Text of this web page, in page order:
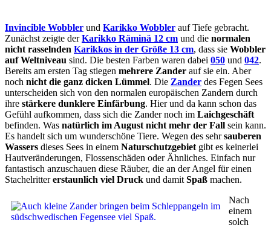
Invincible Wobbler und Karikko Wobbler auf Tiefe gebracht.
Zunächst zeigte derKarikko Räminä 12 cm und die normalen
nicht rasselnden Karikkos in der Größe 13 cm, dass sie Wobbler
auf Weltniveau sind. Die besten Farben waren dabei 050 und 042.
Bereits am ersten Tag stiegen mehrere Zander auf sie ein. Aber
noch nicht die ganz dicken Lümmel. Die Zander des Fegen Sees
unterscheiden sich von den normalen europäischen Zandern durch
ihre stärkere dunklere Einfärbung. Hier und da kann schon das
Gefühl aufkommen, dass sich die Zander noch im Laichgeschäft
befinden. Was natürlich im August nicht mehr der Fall sein kann.
Es handelt sich um wunderschöne Tiere. Wegen des sehrsauberen
Wassers dieses Sees in einem Naturschutzgebiet gibt es keinerlei
Hautveränderungen, Flossenschäden oder Ähnliches. Einfach nur
fantastisch anzuschauen diese Räuber, die an der Angel für einen
Stachelrittererstaunlich viel Druck und damit Spaß machen.
Nach
einem
solch